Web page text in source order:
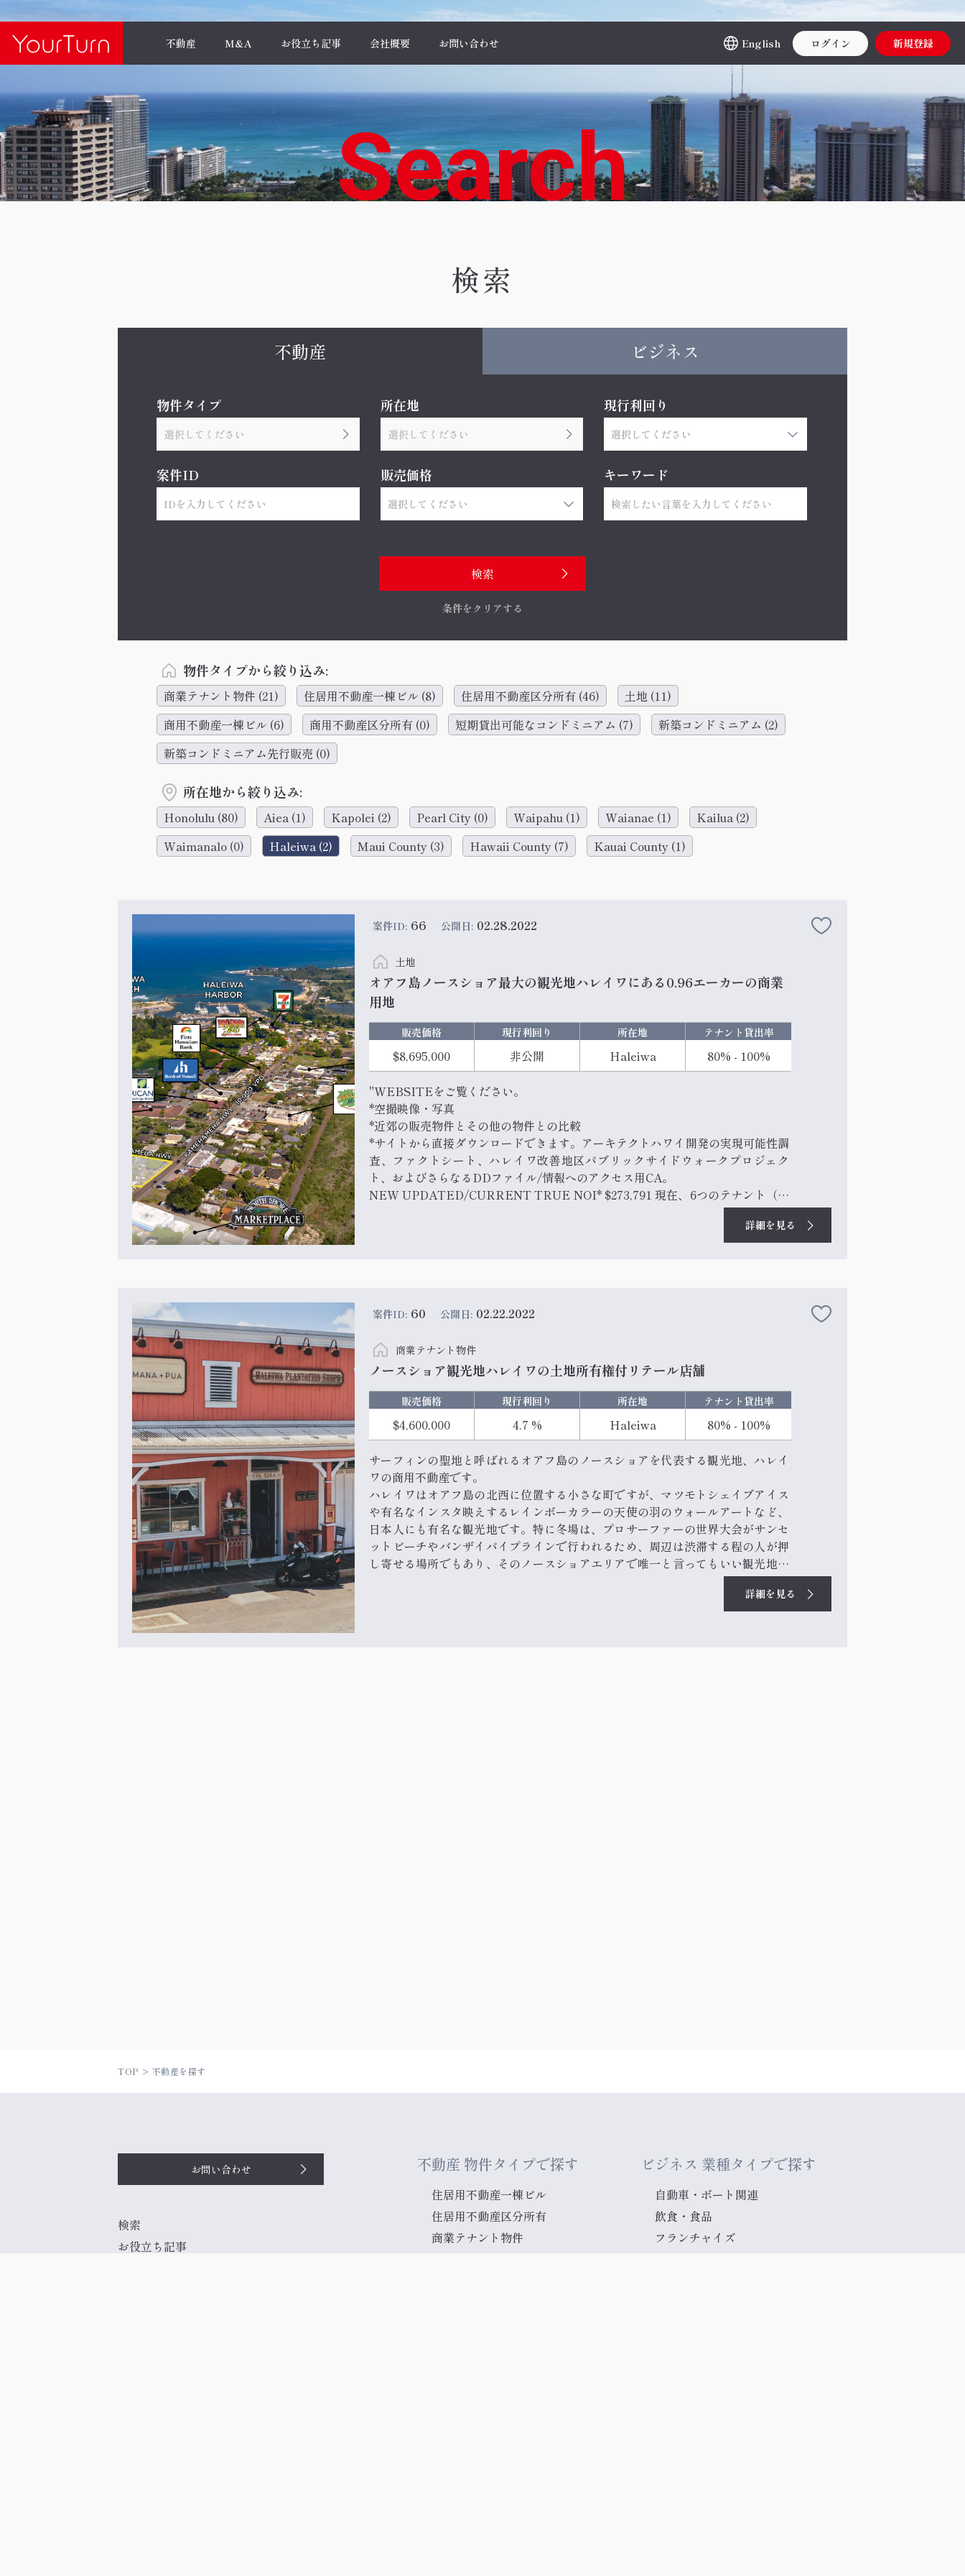
不動産 M&A お役立ち記事 会社概要 お問い合わせ English ログイン 新規登録
Search
検索
不動産 ビジネス
物件タイプ
選択してください
所在地
選択してください
現行利回り
案件ID 販売価格 キーワード
条件をクリアする
物件タイプから絞り込み:
商業テナント物件 (21) 住居用不動産一棟ビル (8) 住居用不動産区分所有 (46) 土地 (11)
商用不動産一棟ビル (6) 商用不動産区分所有 (0) 短期貸出可能なコンドミニアム (7) 新築コンドミニアム (2)
新築コンドミニアム先行販売 (0)
所在地から絞り込み:
Honolulu (80) Aiea (1) Kapolei (2) Pearl City (0) Waipahu (1) Waianae (1) Kailua (2)
Waimanalo (0) Haleiwa (2) Maui County (3) Hawaii County (7) Kauai County (1)
案件ID: 66 公開日: 02.28.2022
土地
オアフ島ノースショア最大の観光地ハレイワにある0.96エーカーの商業
用地
販売価格
$8,695,000
現行利回り
非公開
所在地
Haleiwa
テナント貸出率
80% - 100%
"WEBSITEをご覧ください。
*空撮映像・写真
*近郊の販売物件とその他の物件との比較
*サイトから直接ダウンロードできます。アーキテクトハワイ開発の実現可能性調
査、ファクトシート、ハレイワ改善地区パブリックサイドウォークプロジェク
ト、およびさらなるDDファイル/情報へのアクセス用CA。
NEW UPDATED/CURRENT TRUE NOI* $273,791 現在、6つのテナント（小
売、フードトラック、住宅）が混在しています。この土地の真価は、ノースショ
詳細を見る
案件ID: 60 公開日: 02.22.2022
商業テナント物件
ノースショア観光地ハレイワの土地所有権付リテール店舗
販売価格
$4,600,000
現行利回り
4.7 %
所在地
Haleiwa
テナント貸出率
80% - 100%
サーフィンの聖地と呼ばれるオアフ島のノースショアを代表する観光地、ハレイ
ワの商用不動産です。
ハレイワはオアフ島の北西に位置する小さな町ですが、マツモトシェイブアイス
や有名なインスタ映えするレインボーカラーの天使の羽のウォールアートなど、
日本人にも有名な観光地です。特に冬場は、プロサーファーの世界大会がサンセ
ットビーチやバンザイパイプラインで行われるため、周辺は渋滞する程の人が押
し寄せる場所でもあり、そのノースショアエリアで唯一と言ってもいい観光地で
詳細を見る
TOP 不動産を探す
お問い合わせ
検索
お役立ち記事
不動産 物件タイプで探す
住居用不動産一棟ビル
住居用不動産区分所有
商業テナント物件
ビジネス 業種タイプで探す
自動車・ボート関連
飲食・食品
フランチャイズ